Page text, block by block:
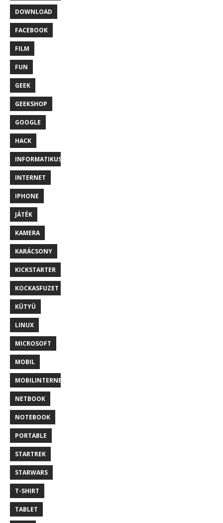
DOWNLOAD
FACEBOOK
FILM
FUN
GEEK
GEEKSHOP
GOOGLE
HACK
INFORMATIKUS
INTERNET
IPHONE
JÁTÉK
KAMERA
KARÁCSONY
KICKSTARTER
KOCKASFUZET
KÜTYÜ
LINUX
MICROSOFT
MOBIL
MOBILINTERNET
NETBOOK
NOTEBOOK
PORTABLE
STARTREK
STARWARS
T-SHIRT
TABLET